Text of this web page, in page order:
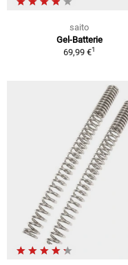
saito
Gel-Batterie
69,99 €1